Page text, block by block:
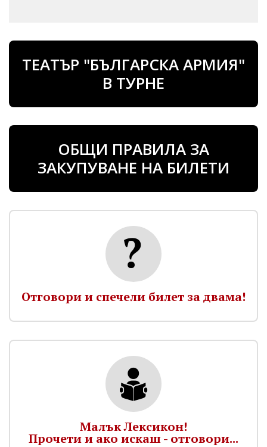
ТЕАТЪР "БЪЛГАРСКА АРМИЯ"
В ТУРНЕ
ОБЩИ ПРАВИЛА ЗА
ЗАКУПУВАНЕ НА БИЛЕТИ
Отговори и спечели билет за двама!
Малък Лексикон!
Прочети и ако искаш - отговори...